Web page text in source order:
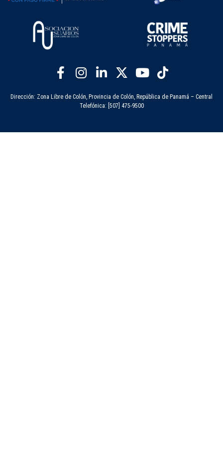
Dirección: Zona Libre de Colón, Provincia de Colón, República de Panamá – Central
Telefónica: [507] 475-9500